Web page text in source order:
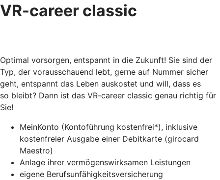
VR-career classic
Optimal vorsorgen, entspannt in die Zukunft! Sie sind der
Typ, der vorausschauend lebt, gerne auf Nummer sicher
geht, entspannt das Leben auskostet und will, dass es
so bleibt? Dann ist das VR-career classic genau richtig für
Sie!
MeinKonto (Kontoführung kostenfrei*), inklusive
kostenfreier Ausgabe einer Debitkarte (girocard
Maestro)
Anlage ihrer vermögenswirksamen Leistungen
eigene Berufsunfähigkeitsversicherung